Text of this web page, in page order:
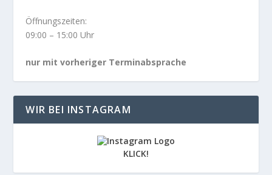
Öffnungszeiten:
09:00 – 15:00 Uhr
nur mit vorheriger Terminabsprache
WIR BEI INSTAGRAM
KLICK!